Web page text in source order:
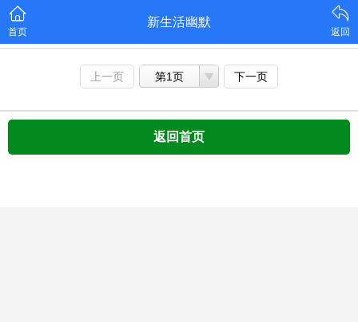
首页
新生活幽默
返回
上一页 第1页 下一页
返回首页